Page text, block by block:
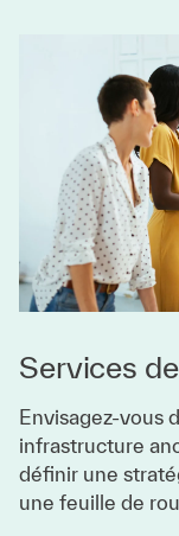
Services
Envisagez-vous
infrastructure
définir une
une feuille de